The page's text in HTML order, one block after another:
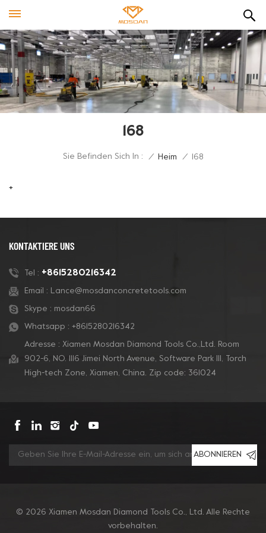
168
Sie Befinden Sich In : / Heim / 168
+
KONTAKTIERE UNS
Tel : +8615280216342
Email : Lance@mosdanconcretetools.com
Skype : mosdan66
Whatsapp : +8615280216342
Adresse : Xiamen Mosdan Diamond Tools Co.,Ltd. Room
902-6, NO. 1116 Jimei North Avenue, Software Park Ill, Torch
High-tech Zone, Xiamen, China. Zip code: 361024
ABONNIEREN
© 2026 Xiamen Mosdan Diamond Tools Co., Ltd. Alle Rechte
vorbehalten.